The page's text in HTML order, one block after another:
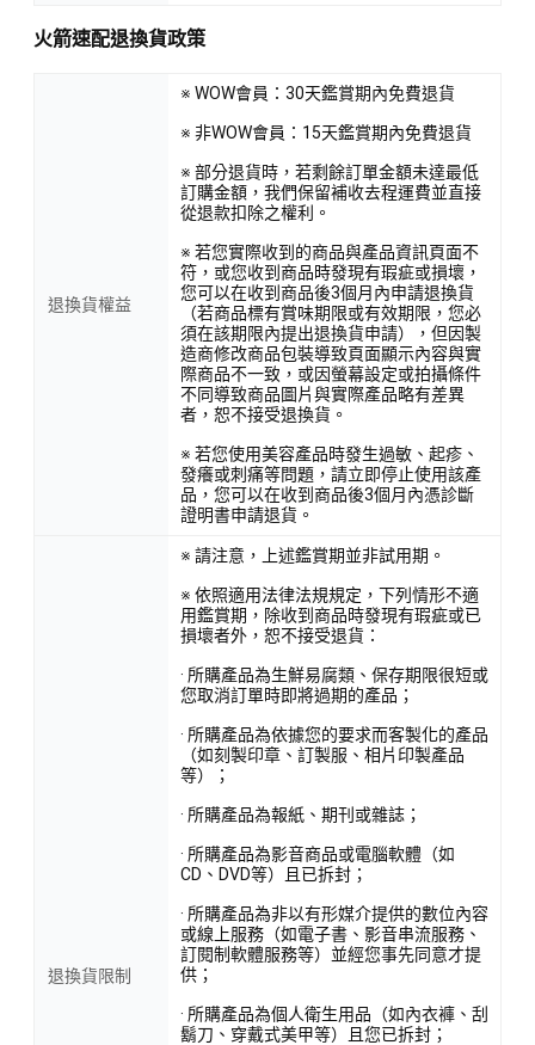
火箭速配退換貨政策
退換貨權益
※ WOW會員：30天鑑賞期內免費退貨
※ 非WOW會員：15天鑑賞期內免費退貨
※ 部分退貨時，若剩餘訂單金額未達最低
訂購金額，我們保留補收去程運費並直接
從退款扣除之權利。
※ 若您實際收到的商品與產品資訊頁面不
符，或您收到商品時發現有瑕疵或損壞，
您可以在收到商品後3個月內申請退換貨
（若商品標有賞味期限或有效期限，您必
須在該期限內提出退換貨申請），但因製
造商修改商品包裝導致頁面顯示內容與實
際商品不一致，或因螢幕設定或拍攝條件
不同導致商品圖片與實際產品略有差異
者，恕不接受退換貨。
※ 若您使用美容產品時發生過敏、起疹、
發癢或刺痛等問題，請立即停止使用該產
品，您可以在收到商品後3個月內憑診斷
證明書申請退貨。
退換貨限制
※ 請注意，上述鑑賞期並非試用期。
※ 依照適用法律法規規定，下列情形不適
用鑑賞期，除收到商品時發現有瑕疵或已
損壞者外，恕不接受退貨：
· 所購產品為生鮮易腐類、保存期限很短或
您取消訂單時即將過期的產品；
· 所購產品為依據您的要求而客製化的產品
（如刻製印章、訂製服、相片印製產品
等）；
· 所購產品為報紙、期刊或雜誌；
· 所購產品為影音商品或電腦軟體（如
CD、DVD等）且已拆封；
· 所購產品為非以有形媒介提供的數位內容
或線上服務（如電子書、影音串流服務、
訂閱制軟體服務等）並經您事先同意才提
供；
· 所購產品為個人衛生用品（如內衣褲、刮
鬍刀、穿戴式美甲等）且您已拆封；